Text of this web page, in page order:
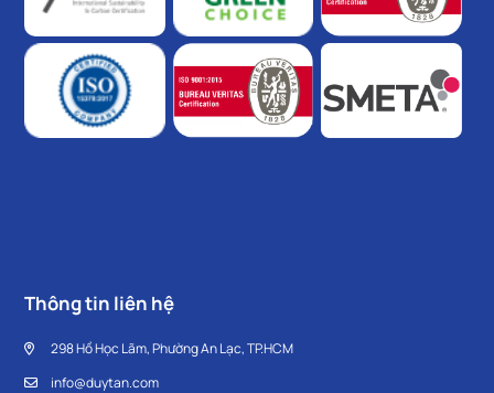
Thông tin liên hệ
298 Hồ Học Lãm, Phường An Lạc, TP.HCM
info@duytan.com